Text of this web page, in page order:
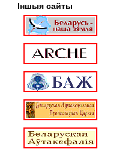
Іншыя сайты